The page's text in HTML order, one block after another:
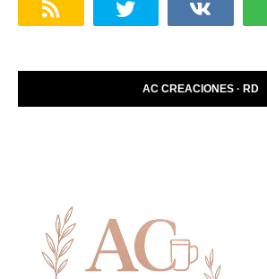
AC CREACIONES · RD